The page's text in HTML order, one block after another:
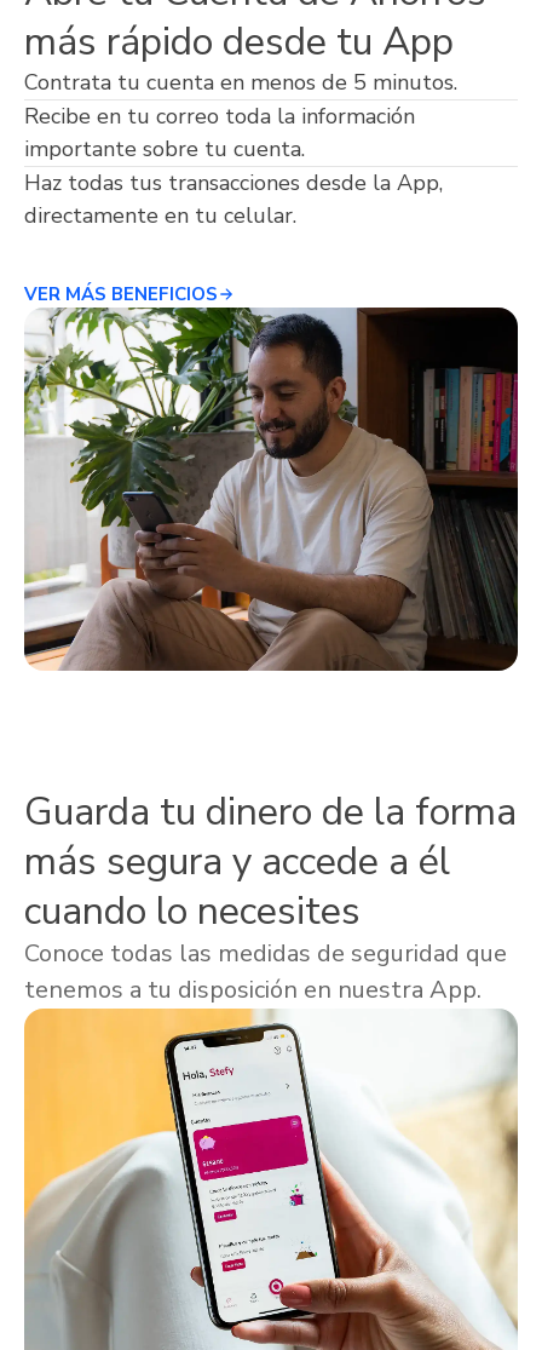
más rápido desde tu App
Contrata tu cuenta en menos de 5 minutos.
Recibe en tu correo toda la información
importante sobre tu cuenta.
Haz todas tus transacciones desde la App,
directamente en tu celular.
VER MÁS BENEFICIOS
Guarda tu dinero de la forma
más segura y accede a él
cuando lo necesites
Conoce todas las medidas de seguridad que
tenemos a tu disposición en nuestra App.